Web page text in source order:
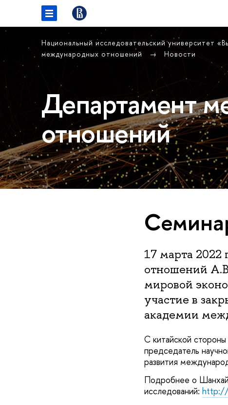
Национальный исследовательский университет
международных отношений
Новости
Департамент
отношений
17 марта 2022
отношений
мировой
участие в
академии
С китайской
председатель
развития
Подробнее о
исследований: http://